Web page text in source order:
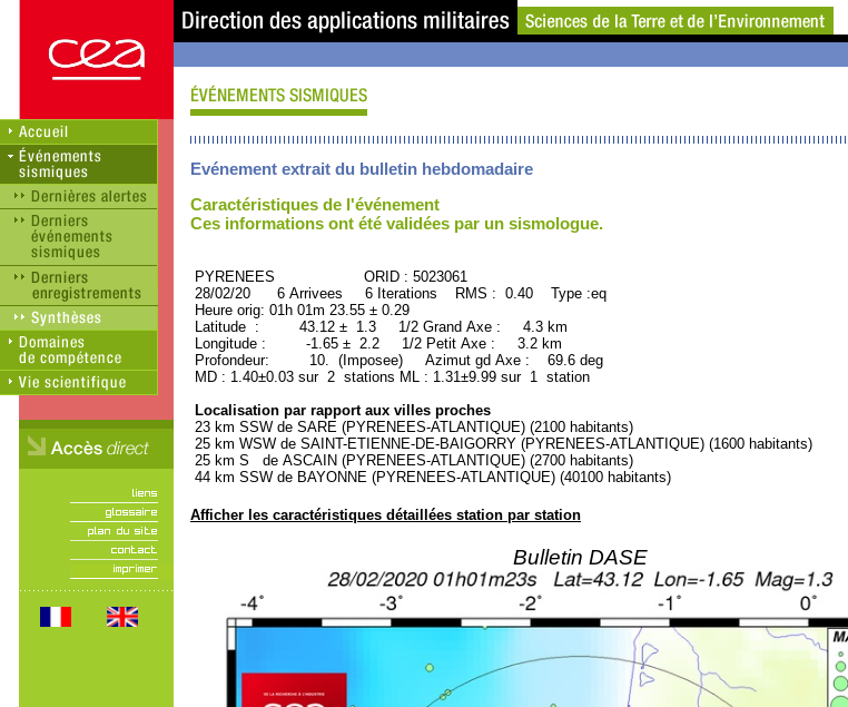
Evénement extrait du bulletin hebdomadaire
Caractéristiques de l'événement
Ces informations ont été validées par un sismologue.
PYRENEES ORID : 5023061
28/02/20 6 Arrivees 6 Iterations RMS : 0.40 Type :eq
Heure orig: 01h 01m 23.55 ± 0.29
Latitude : 43.12 ± 1.3 1/2 Grand Axe : 4.3 km
Longitude : -1.65 ± 2.2 1/2 Petit Axe : 3.2 km
Profondeur: 10. (Imposee) Azimut gd Axe : 69.6 deg
MD : 1.40±0.03 sur 2 stations ML : 1.31±9.99 sur 1 station
Localisation par rapport aux villes proches
23 km SSW de SARE (PYRENEES-ATLANTIQUE) (2100 habitants)
25 km WSW de SAINT-ETIENNE-DE-BAIGORRY (PYRENEES-ATLANTIQUE) (1600 habitants)
25 km S de ASCAIN (PYRENEES-ATLANTIQUE) (2700 habitants)
44 km SSW de BAYONNE (PYRENEES-ATLANTIQUE) (40100 habitants)
Afficher les caractéristiques détaillées station par station
Bulletin DASE